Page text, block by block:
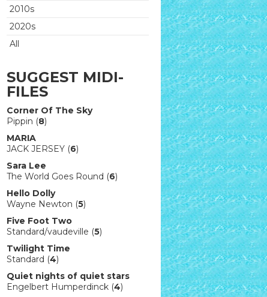
2010s
2020s
All
SUGGEST MIDI-
FILES
Corner Of The Sky
Pippin (8)
MARIA
JACK JERSEY (6)
Sara Lee
The World Goes Round (6)
Hello Dolly
Wayne Newton (5)
Five Foot Two
Standard/vaudeville (5)
Twilight Time
Standard (4)
Quiet nights of quiet stars
Engelbert Humperdinck (4)